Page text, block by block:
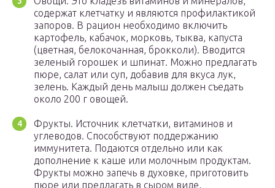
содержат клетчатку и являются профилактикой
запоров. В рацион необходимо включить
картофель, кабачок, морковь, тыква, капуста
(цветная, белокочанная, брокколи). Вводится
зеленый горошек и шпинат. Можно предлагать
пюре, салат или суп, добавив для вкуса лук,
зелень. Каждый день малыш должен съедать
около 200 г овощей.
Фрукты. Источник клетчатки, витаминов и
углеводов. Способствуют поддержанию
иммунитета. Подаются отдельно или как
дополнение к каше или молочным продуктам.
Фрукты можно запечь в духовке, приготовить
пюре или предлагать в сыром виде,